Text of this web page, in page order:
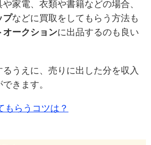
家電、衣類や書籍などの場合、
プなどに買取をしてもらう方法も
オークションに出品するのも良い
うえに、売りに出した分を収入
きます。
もらうコツは？